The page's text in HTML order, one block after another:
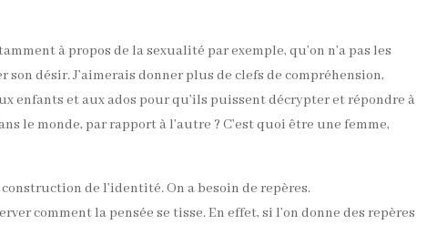
à propos de la sexualité par exemple, qu’on n’a pas les
son désir. J’aimerais donner plus de clefs de compréhension,
enfants et aux ados pour qu’ils puissent décrypter et répondre à
le monde, par rapport à l’autre ? C’est quoi être une femme,
de l’identité. On a besoin de repères.
comment la pensée se tisse. En effet, si l’on donne des repères